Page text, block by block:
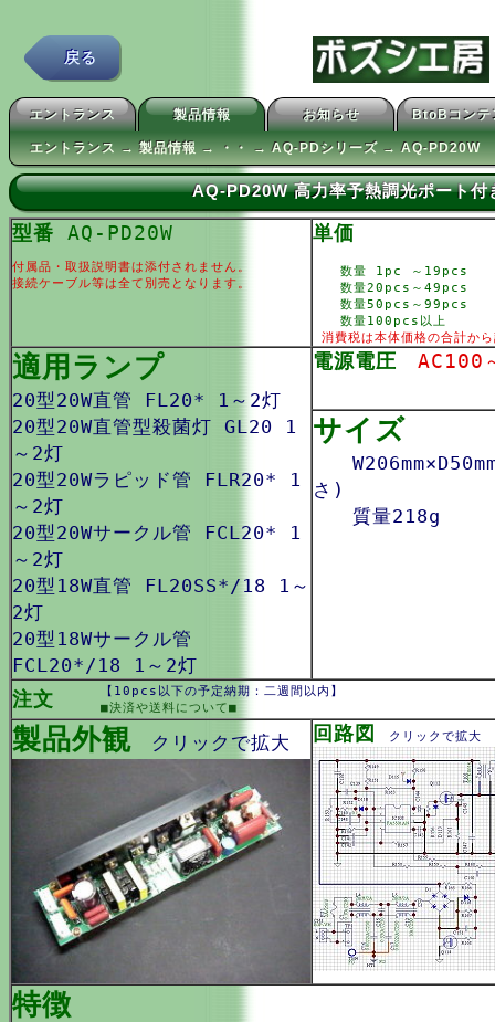
戻る
エントランス 製品情報 お知らせ BtoBコンテ
エントランス → 製品情報 → ・・ → AQ-PDシリーズ → AQ-PD20W
AQ-PD20W 高力率予熱調光ポート付
型番 AQ-PD20W
付属品・取扱説明書は添付されません。
接続ケーブル等は全て別売となります。
単価
数量 1pc ～19pcs
数量20pcs～49pcs
数量50pcs～99pcs
数量100pcs以上
消費税は本体価格の合計か
適用ランプ
20型20W直管 FL20* 1～2灯
20型20W直管型殺菌灯 GL20 1
～2灯
20型20Wラピッド管 FLR20* 1
～2灯
20型20Wサークル管 FCL20* 1
～2灯
20型18W直管 FL20SS*/18 1～
2灯
20型18Wサークル管
FCL20*/18 1～2灯
電源電圧 AC100
サイズ
さ)
質量218g
注文
【10pcs以下の予定納期：二週間以内】
■決済や送料について■
製品外観 クリックで拡大 回路図 クリックで拡大
特徴